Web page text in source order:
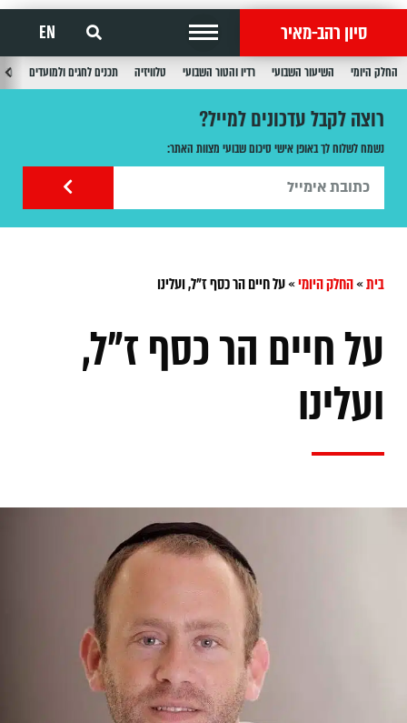
סיון רהב-מאיר EN
החלק היומי השיעור השבועי רדיו והטור השבועי טלוויזיה תכנים לחגים ולמועדים
רוצה לקבל עדכונים למייל?
נשמח לשלוח לך באופן אישי סיכום שבועי מצוות האתר:
בית»החלק היומי»על חיים הר כסף ז"ל, ועלינו
על חיים הר כסף ז"ל,
ועלינו